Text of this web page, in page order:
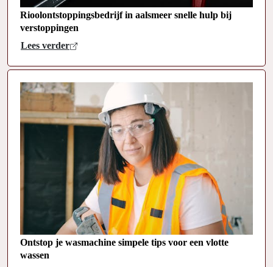
Rioolontstoppingsbedrijf in aalsmeer snelle hulp bij
verstoppingen
Lees verder
Ontstop je wasmachine simpele tips voor een vlotte
wassen